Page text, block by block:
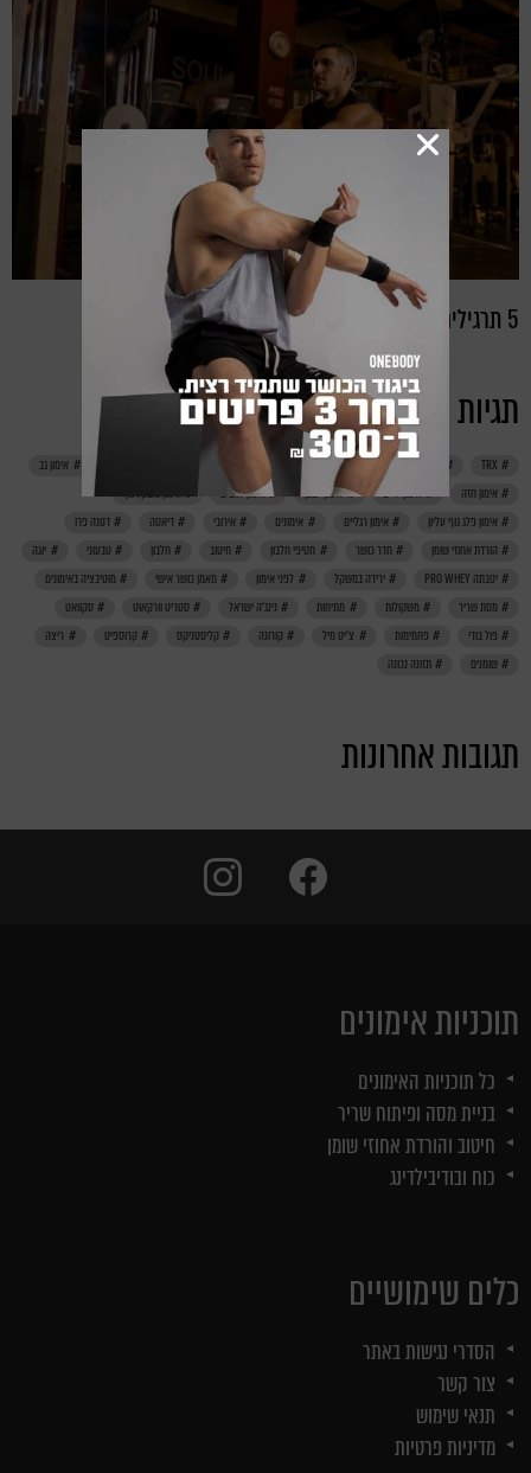
5 תרגילים לגב המשולש האולטימטיבי
תגיות
TRX אחרי אימון אימון
אימון גב
אימון חזה
אימון ידיים אימון ישבן אימון לנשים
אימון משקל גוף
אימון פלג גוף עליון
אימון רגליים אימונים אירובי דיאטה
דנונה פרו
הורדת אחוזי שומן
חדר כושר חטיפי חלבון חיטוב חלבון טבעוני
יוגה
יטבתה PRO WHEY
ירידה במשקל לפני אימון מאמן כושר אישי
מוטיבציה באימונים
מסת שריר
משקולות מתיחות נינג'ה ישראל סטריט וורקאוט
סקוואט
פול בודי
פחמימות צ'יט מיל קורונה קליסטניקס קרוספיט
ריצה
שומנים
תזונה נכונה
תגובות אחרונות
facebook
instagram
תוכניות אימונים
כל תוכניות האימונים
בניית מסה ופיתוח שריר
חיטוב והורדת אחוזי שומן
כוח ובודיבילדינג
כלים שימושיים
הסדרי נגישות באתר
צור קשר
תנאי שימוש
מדיניות פרטיות